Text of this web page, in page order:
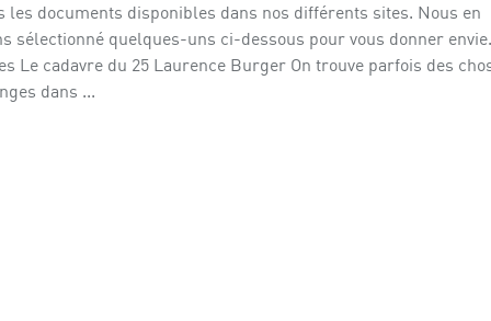
les documents disponibles dans nos différents sites. Nous en
sélectionné quelques-uns ci-dessous pour vous donner envie.
Le cadavre du 25 Laurence Burger On trouve parfois des
dans ...